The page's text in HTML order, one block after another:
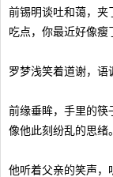
前锡明谈吐和蔼，夹
吃点，你最近好像瘦
罗梦浅笑着道谢，语
前缘垂眸，手里的筷
像他此刻纷乱的思绪。
他听着父亲的笑声，